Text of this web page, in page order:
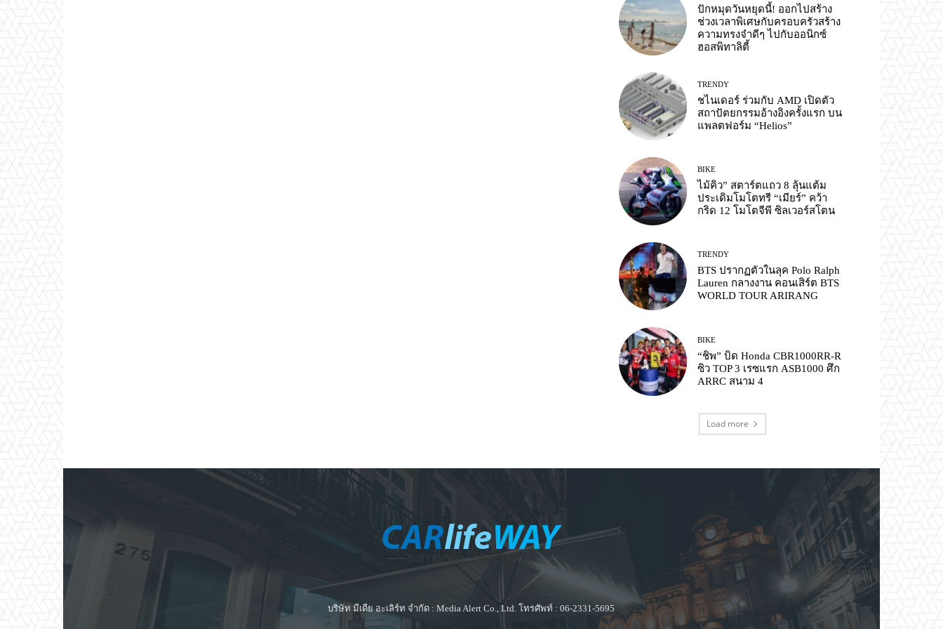
ปักหมุดวันหยุดนี้! ออกไปสร้าง
ช่วงเวลาพิเศษกับครอบครัวสร้าง
ความทรงจำดีๆ ไปกับออนิกซ์
ฮอสพิทาลิตี้
TRENDY
ชไนเดอร์ ร่วมกับ AMD เปิดตัว
สถาปัตยกรรมอ้างอิงครั้งแรก บน
แพลตฟอร์ม “Helios”
BIKE
ไม้คิว” สตาร์ตแถว 8 ลุ้นแต้ม
ประเดิมโมโตทรี “เมียร์” คว้า
กริด 12 โมโตจีพี ซิลเวอร์สโตน
TRENDY
BTS ปรากฏตัวในลุค Polo Ralph
Lauren กลางงาน คอนเสิร์ต BTS
WORLD TOUR ARIRANG
BIKE
“ชิพ” บิด Honda CBR1000RR-R
ซิว TOP 3 เรซแรก ASB1000 ศึก
ARRC สนาม 4
Load more
บริษัท มีเดีย อะเลิร์ท จำกัด : Media Alert Co., Ltd. โทรศัพท์ : 06-2331-5695